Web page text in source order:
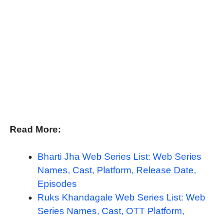
Read More:
Bharti Jha Web Series List: Web Series
Names, Cast, Platform, Release Date,
Episodes
Ruks Khandagale Web Series List: Web
Series Names, Cast, OTT Platform,